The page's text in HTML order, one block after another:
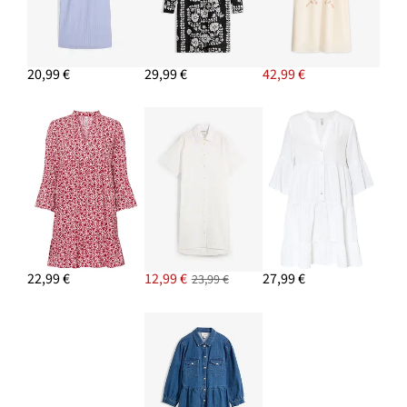
27,99 €
PRIDAŤ DO KOŠÍKA
20,99 € 29,99 € 42,99 €
22,99 € 12,99 € 23,99 € 27,99 €